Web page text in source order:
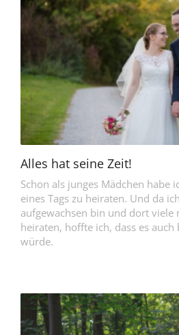
Alles hat seine Zeit!
Schon als junges Mädchen habe
eines Tags zu heiraten. Und da
aufgewachsen bin und dort viele
heiraten, hoffte ich, dass es
würde.